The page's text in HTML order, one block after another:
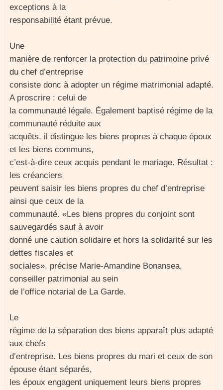
exceptions à la
responsabilité étant prévue.
Une
manière de renforcer la protection du patrimoine privé
du chef d’entreprise
consiste donc à adopter un régime matrimonial adapté.
A proscrire : celui de
la communauté légale. Également baptisé régime de la
communauté réduite aux
acquêts, il distingue les biens propres à chaque époux
et les biens communs,
c’est-à-dire ceux acquis pendant le mariage. Résultat :
les créanciers
peuvent saisir les biens propres du chef d’entreprise
ainsi que ceux de la
communauté. «Les biens propres du conjoint sont
sauvegardés sauf à avoir
donné une caution solidaire et hors la solidarité sur les
dettes fiscales et
sociales», précise Marie-Amandine Bonansea,
conseiller patrimonial au sein
de l’office notarial de La Garde.
Le
régime de la séparation des biens apparaît plus adapté
aux chefs
d’entreprise. Les biens propres du mari et ceux de son
épouse étant séparés,
les époux engagent uniquement leurs biens propres